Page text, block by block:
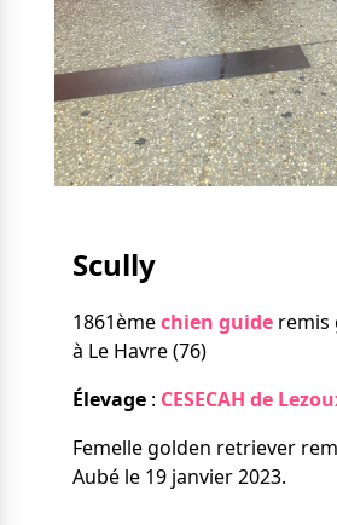
Nos solutions
Le chien guide d’aveugle
La canne blanche
électronique
Le Bemob
FormationScully
1861èmechien guideremis
à Le Havre (76)
Élevage: CESECAH de
Femelle golden retriever
Aubé le 19 janvier 2023.